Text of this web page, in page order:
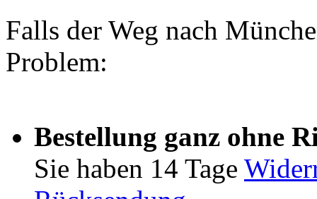
Falls der Weg nach
Problem:
Bestellung ganz ohne
Sie haben 14 Tage